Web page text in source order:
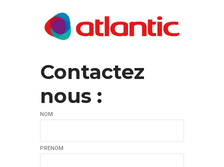
Contactez
nous :
NOM
PRENOM